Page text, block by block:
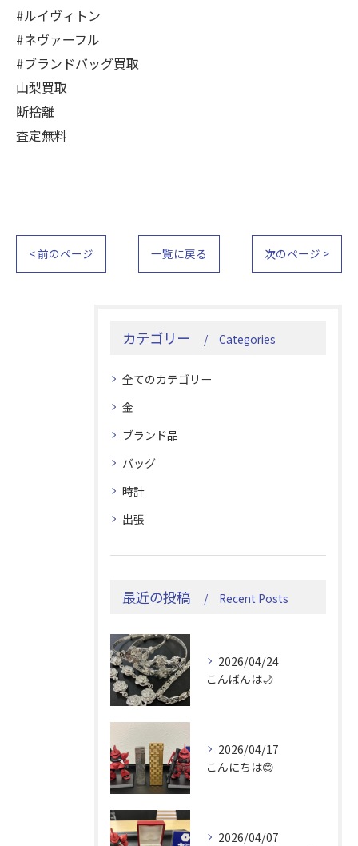
#ルイヴィトン
#ネヴァーフル
#ブランドバッグ買取
山梨買取
断捨離
査定無料
< 前のページ 一覧に戻る 次のページ >
カテゴリー Categories
全てのカテゴリー
金
ブランド品
バッグ
時計
出張
最近の投稿 Recent Posts
2026/04/24
こんばんは🌙
2026/04/17
こんにちは😊
2026/04/07